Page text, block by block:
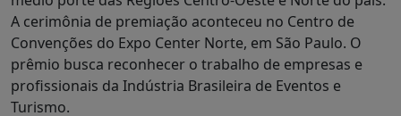
A cerimônia de premiação aconteceu no Centro de
Convenções do Expo Center Norte, em São Paulo. O
prêmio busca reconhecer o trabalho de empresas e
profissionais da Indústria Brasileira de Eventos e
Turismo.